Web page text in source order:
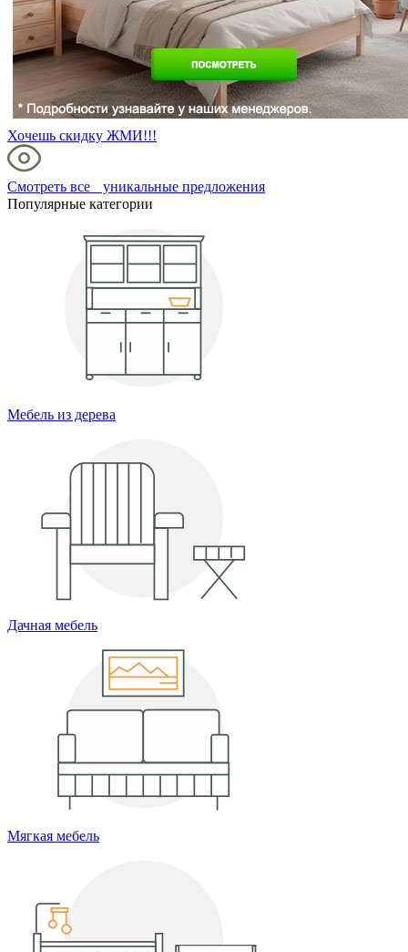
Хочешь скидку ЖМИ!!!
Смотреть все уникальные предложения
Популярные категории
Мебель из дерева
Дачная мебель
Мягкая мебель